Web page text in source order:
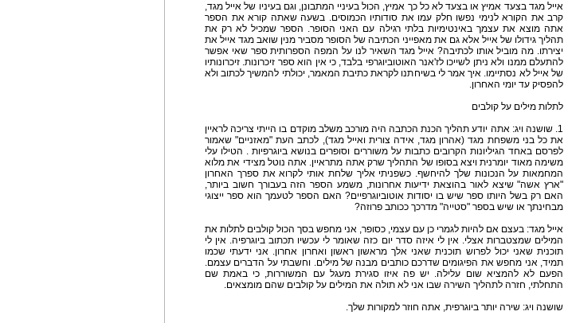
אייל מגד בצעד אמיץ או בצעד לא כל כך אמיץ, הכול בעיניי המתבונן, וגם בעיניו של אייל מגד,
קרב את הקורא לנימי נפשו חלק עמו את סודותיו הכמוסים. בשעה שאתה קורא את הספר
אתה מוצא את עצמך באינטימיות בלתי רגילה עם האני הסופר. הספר שמכיל לא רק את
תהליך גידולו של אייל אלא גם את מאפייני הכתיבה של הסופר מסביר מנין שואב מגד אייל את
יצירתו. מה מוביל אותו לכתיבה? אייל מגד השאיר לנו על המפה הספרותית ספר שאי אפשר
להתעלם ממנו ולא ניתן לשייכו לז'אנר האוטוביוגרפי בלבד, כי אין הוא ספר זיכרונות. זיכרונותיו
של אייל לא נסתיימו. איך אמר לי בשיחתנו לקראת כתיבת המאמר, יכולתי להמשיך לכתוב ולא
להפסיק עד יומי האחרון.
לתלות מילים על קולבים
1. שושנה ויג: אתה יודע תהליך הכנת הכתבה היה מורכב משלב מוקדם בו הייתי צריכה לראיין
את כל בני משפחת מגד (אהרון מגד, אידה צורית ואייל מגד), לכתב העת "מאזניים" שאמור
לפרסם באחד הגיליונות הקרובים כתבות על משוררים וסופרים בנושא ביוגרפיות . הטילו עלי
משימה מאוד יומרנית ויצא בסופו של התהליך שרק אתה מתראיין. אתה נוטל מצידי את מלוא
המחמאות על הנכונות שלך להיחשף. כשפניתי אליך שלחת אותי לקרוא את ספרך האחרון
"ארץ אשה" שיצא לאור בהוצאת ידיעות אחרונות, משמע הספר הזה בעבורך חשוב ביותר,
האם רק בשל היותו ספר שיש בו יסודות אוטוביוגרפיים? האם הספר לטעמך הוא ספר ייצוגי
מבחינתך או שיש בספר "סטייה" מדרכך ככותב פרוזה?
אייל מגד: בעצם אם להיות לגמרי כן עם עצמי, כסופר, אני מחפש בסך הכול קולבים לתלות את
המילים שמצטברות אצלי. אין לי איזה סדר יום כזה שאומר לי עכשיו תכתוב ביוגרפיה. אין לי
תוכנית שאני יכול לפרוש תוכנית שאני אלך מראשון ראשון ואחרון אחרון. אני ידעתי שכמו
תמיד, אני מחפש את הפיגומים שדרכם כותבים מבנה של מילים. וחשבתי על הדברים עצמם.
הפעם לא להמציא שום עלילה. יש פה איזו סגירת מעגל עם המשוררות, כי באמת שם
התחלתי, חזרה לתהליך השירה שבו אני לא תולה את המילים על קולבים שהם מומצאים.
שושנה ויג: שירה יותר ביוגרפית, אתה חוזר למקורות שלך.